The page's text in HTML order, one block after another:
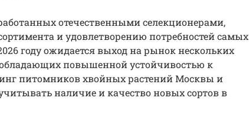
отечественными селекционерами,
и удовлетворению потребностей самых
году ожидается выход на рынок нескольких
повышенной устойчивостью к
питомников хвойных растений Москвы и
наличие и качество новых сортов в